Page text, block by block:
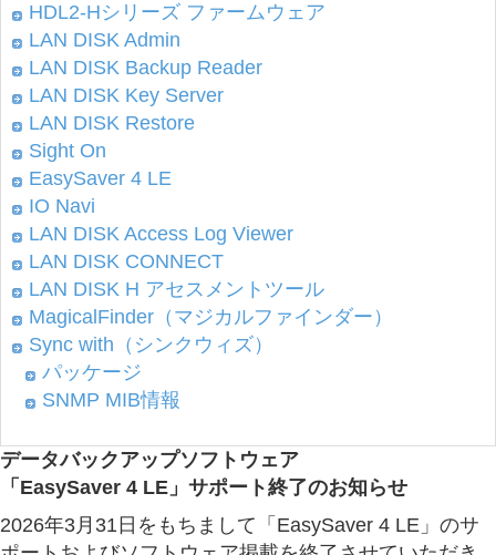
HDL2-Hシリーズ ファームウェア
LAN DISK Admin
LAN DISK Backup Reader
LAN DISK Key Server
LAN DISK Restore
Sight On
EasySaver 4 LE
IO Navi
LAN DISK Access Log Viewer
LAN DISK CONNECT
LAN DISK H アセスメントツール
MagicalFinder（マジカルファインダー）
Sync with（シンクウィズ）
パッケージ
SNMP MIB情報
データバックアップソフトウェア
「EasySaver 4 LE」サポート終了のお知らせ
2026年3月31日をもちまして「EasySaver 4 LE」のサ